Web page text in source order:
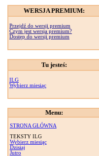
WERSJA PREMIUM:
Przejdź do wersji premium
Czym jest wersja premium?
Dostęp do wersji premium
Tu jesteś:
ILG
Wybierz miesiąc
Menu:
STRONA GŁÓWNA
TEKSTY ILG
Wybierz miesiąc
Dzisiaj
Jutro